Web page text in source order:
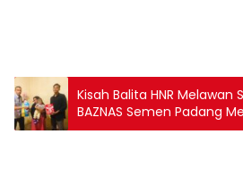
Kisah Balita HNR Melawan
BAZNAS Semen Padang
Pertamanya